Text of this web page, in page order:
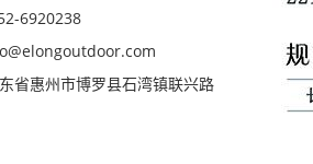
6920238
省惠州市博罗县石湾镇联兴路